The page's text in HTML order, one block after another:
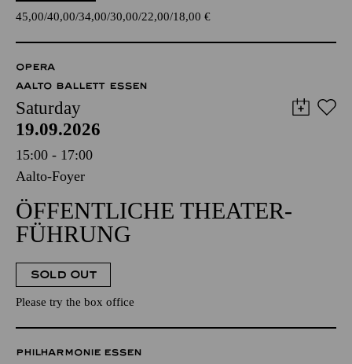
45,00 40,00 34,00 30,00 22,00 18,00 €
OPERA
AALTO BALLETT ESSEN
Saturday
19.09.2026
15:00 - 17:00
Aalto-Foyer
ÖFFENTLICHE THEATER­
FÜHRUNG
SOLD OUT
Please try the box office
PHILHARMONIE ESSEN